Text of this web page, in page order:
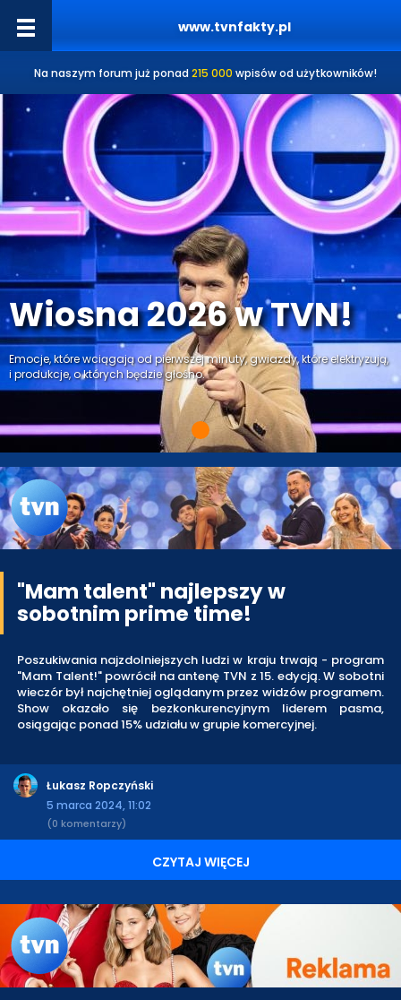
www.tvnfakty.pl
Na naszym forum już ponad 215 000 wpisów od użytkowników!
Wiosna 2026 w TVN!
Emocje, które wciągają od pierwszej minuty, gwiazdy, które elektryzują,
i produkcje, o których będzie głośno.
"Mam talent" najlepszy w
sobotnim prime time!
Poszukiwania najzdolniejszych ludzi w kraju trwają - program
"Mam Talent!" powrócił na antenę TVN z 15. edycją. W sobotni
wieczór był najchętniej oglądanym przez widzów programem.
Show okazało się bezkonkurencyjnym liderem pasma,
osiągając ponad 15% udziału w grupie komercyjnej.
Łukasz Ropczyński
5 marca 2024, 11:02
(0 komentarzy)
CZYTAJ WIĘCEJ